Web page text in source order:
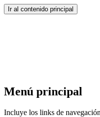
Ir al contenido principal
Menú principal
Incluye los links de